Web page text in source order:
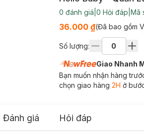
0 đánh giá 0 Hỏi đáp Mã
36.000 ₫(Đã bao gồm
Số lượng:
Giao Nhanh
Bạn muốn nhận hàng
chọn giao hàng 2H ở
Đánh giá Hỏi đáp